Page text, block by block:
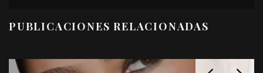
PUBLICACIONES RELACIONADAS